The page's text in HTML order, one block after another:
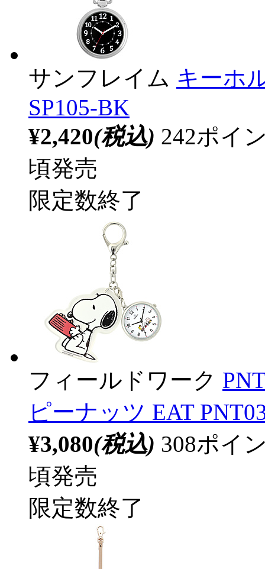
サンフレイム キーホ
SP105-BK
¥2,420(税込) 242ポイ
頃発売
限定数終了
フィールドワーク
ピーナッツ EAT
¥3,080(税込) 308ポイ
頃発売
限定数終了